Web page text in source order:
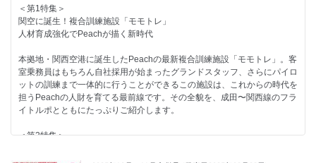
・自身をもってエアラインに挑戦 キレイな歯並びで笑顔美人
・CA&グランドスタッフの面接試験を突破せよ！ 過去質問から分析す
る傾向と対策
・第18回空港カスタマーサービス スキルコンテスト開催
・「そらあい2025」空を愛する女性たちを励ます賞 表彰式レポート
特集
“私に合う働く空”を見つけよう
日本のエアライン完全ガイド
の接客力と使命感を見た12時間
これぞ空飛ぶ仕事の醍醐味！ “私が好きなステイ先と旅の楽しみ方”座談会
働き方も自分らしくデザイン 母となっても輝き続けるANAのCAたち
ANAの現役CA4人が打ち明ける わたしの就活戦略
自分本来の実力を発揮するために本番の環境で徹底シミュレーション
ANA CAの模擬面接に挑戦
CA以外の多彩な職種も知ろう 先輩社員が語るANAの幅広い仕事
未来の同僚は世界にもいる 海外ベースCAのANAへの想い
CA＆グランドスタッフ 書類選考突破のカギは応募写真にあり！合格につ
空の現場で働こう！ 注目求人PICK UP
＜第1特集＞
関空に誕生！複合訓練施設「モモトレ」
人材育成強化でPeachが描く新時代
本拠地・関西空港に誕生したPeachの最新複合訓練施設「モモトレ」。客
室乗務員はもちろん自社採用が始まったグランドスタッフ、さらにパイロ
ットの訓練まで一体的に行うことができるこの施設は、これからの時代を
担うPeachの人財を育てる最前線です。その全貌を、成田〜関西線のフラ
イトルポとともにたっぷりご紹介します。
＜第2特集＞
内定者に聞く！これが私の合格メソッド